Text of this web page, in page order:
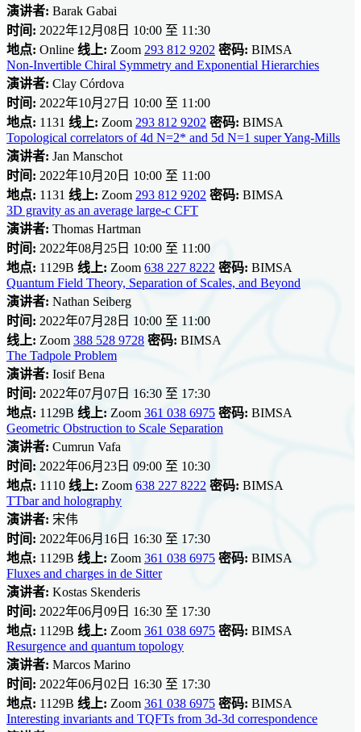
演讲者: Barak Gabai
时间: 2022年12月08日 10:00 至 11:30
地点: Online 线上: Zoom 293 812 9202 密码: BIMSA
Non-Invertible Chiral Symmetry and Exponential Hierarchies
演讲者: Clay Córdova
时间: 2022年10月27日 10:00 至 11:00
地点: 1131 线上: Zoom 293 812 9202 密码: BIMSA
Topological correlators of 4d N=2* and 5d N=1 super Yang-Mills
演讲者: Jan Manschot
时间: 2022年10月20日 10:00 至 11:00
地点: 1131 线上: Zoom 293 812 9202 密码: BIMSA
3D gravity as an average large-c CFT
演讲者: Thomas Hartman
时间: 2022年08月25日 10:00 至 11:00
地点: 1129B 线上: Zoom 638 227 8222 密码: BIMSA
Quantum Field Theory, Separation of Scales, and Beyond
演讲者: Nathan Seiberg
时间: 2022年07月28日 10:00 至 11:00
线上: Zoom 388 528 9728 密码: BIMSA
The Tadpole Problem
演讲者: Iosif Bena
时间: 2022年07月07日 16:30 至 17:30
地点: 1129B 线上: Zoom 361 038 6975 密码: BIMSA
Geometric Obstruction to Scale Separation
演讲者: Cumrun Vafa
时间: 2022年06月23日 09:00 至 10:30
地点: 1110 线上: Zoom 638 227 8222 密码: BIMSA
TTbar and holography
演讲者: 宋伟
时间: 2022年06月16日 16:30 至 17:30
地点: 1129B 线上: Zoom 361 038 6975 密码: BIMSA
Fluxes and charges in de Sitter
演讲者: Kostas Skenderis
时间: 2022年06月09日 16:30 至 17:30
地点: 1129B 线上: Zoom 361 038 6975 密码: BIMSA
Resurgence and quantum topology
演讲者: Marcos Marino
时间: 2022年06月02日 16:30 至 17:30
地点: 1129B 线上: Zoom 361 038 6975 密码: BIMSA
Interesting invariants and TQFTs from 3d-3d correspondence